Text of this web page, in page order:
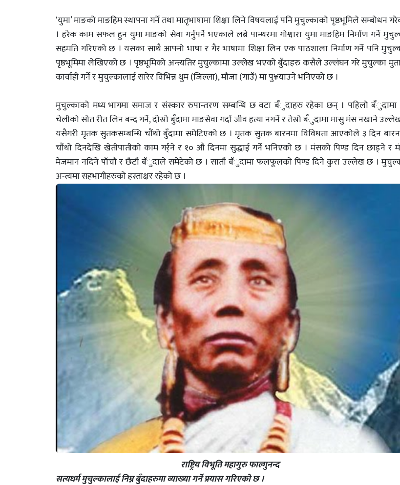
‘युमा’ माङको माङहिम स्थापना गर्ने तथा मातृभाषामा शिक्षा लिने विषयलाई पनि मुचुल्काको पृष्ठभूमिले सम्बोधन
। हरेक काम सफल हुन युमा माङको सेवा गर्नुपर्ने भएकाले लब्रे पान्थरमा गोश्वारा युमा माङहिम निर्माण गर्ने
सहमति गरिएको छ । यसका साथै आफ्नो भाषा र गैर भाषामा शिक्षा लिन एक पाठशाला निर्माण गर्ने पनि
पृष्ठभूमिमा लेखिएको छ । पृष्ठभूमिको अन्त्यतिर मुचुल्कामा उल्लेख भएको बुँदाहरु कसैले उल्लंघन गरे मुचुल्का
कार्वाही गर्ने र मुचुल्कालाई सारेर विभिन्न थुम (जिल्ला), मौजा (गाउँ) मा पु¥याउने भनिएको छ ।
मुचुल्काको मध्य भागमा समाज र संस्कार रुपान्तरण सम्बन्धि छ वटा बँुदाहरु रहेका छन् । पहिलो बँुदामा
चेलीको सोत रीत लिन बन्द गर्ने, दोस्रो बुँदामा माङसेवा गर्दा जीव हत्या नगर्ने र तेस्रो बँुदामा मासु मंस नखाने
यसैगरी मृतक सुतकसम्बन्धि चौंथो बुँदामा समेटिएको छ । मृतक सुतक बारनमा विविधता आएकोले ३ दिन
चौंथो दिनदेखि खेतीपातीको काम गर्र्ने र १० औं दिनमा सुद्धाई गर्ने भनिएको छ । मंसको पिण्ड दिन छाड्ने र
मेजमान नदिने पाँचौ र छैटौं बँुदाले समेटेको छ । सातौं बँुदामा फलफूलको पिण्ड दिने कुरा उल्लेख छ ।
अन्त्यमा सहभागीहरुको हस्ताक्षर रहेको छ ।
राष्ट्रिय विभूति महागुरु फाल्गुनन्द
सत्यधर्म मुचुल्कालाई निम्न बुँदाहरुमा व्याख्या गर्ने प्रयास गरिएको छ ।